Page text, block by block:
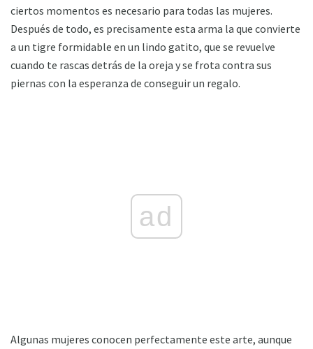
ciertos momentos es necesario para todas las mujeres.
Después de todo, es precisamente esta arma la que convierte
a un tigre formidable en un lindo gatito, que se revuelve
cuando te rascas detrás de la oreja y se frota contra sus
piernas con la esperanza de conseguir un regalo.
ad
Algunas mujeres conocen perfectamente este arte, aunque